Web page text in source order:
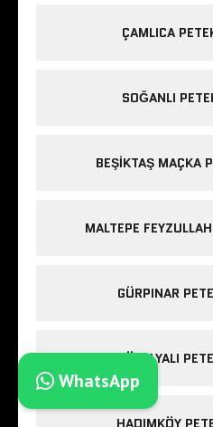
ÇAMLICA
SOĞANLI
BEŞIKTAŞ MAÇKA
MALTEPE
GÜRPINAR
GÜZELYALI
HADIMKÖY
WhatsApp